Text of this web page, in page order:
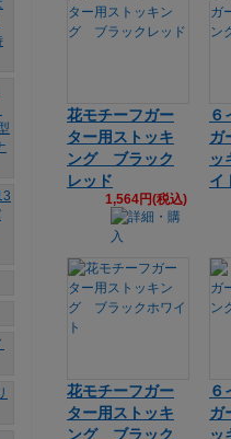
花モチーフガー
ター用ストッキ
ング ブラック
レッド
1,564円(税込)
６
ガ
ッ
イ
花モチーフガー
ター用ストッキ
ング ブラック
６
ガ
ッ